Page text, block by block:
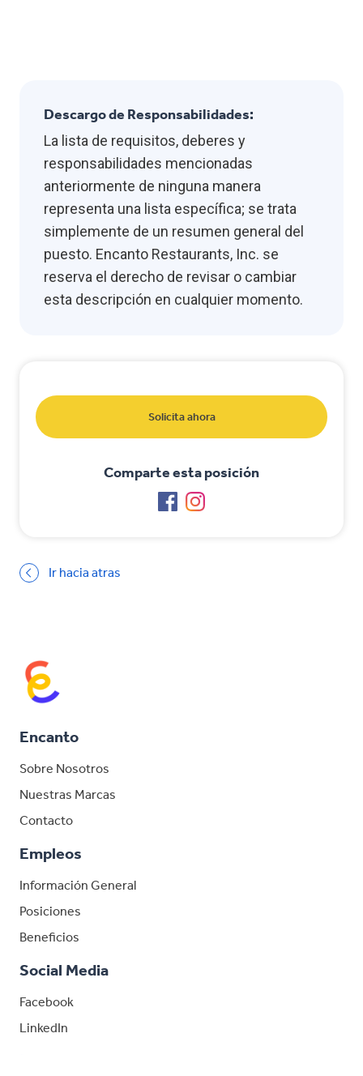
Descargo de Responsabilidades:
La lista de requisitos, deberes y
responsabilidades mencionadas
anteriormente de ninguna manera
representa una lista específica; se trata
simplemente de un resumen general del
puesto. Encanto Restaurants, Inc. se
reserva el derecho de revisar o cambiar
esta descripción en cualquier momento.
Solicita ahora
Comparte esta posición
Ir hacia atras
Encanto
Sobre Nosotros
Nuestras Marcas
Contacto
Empleos
Información General
Posiciones
Beneficios
Social Media
Facebook
LinkedIn